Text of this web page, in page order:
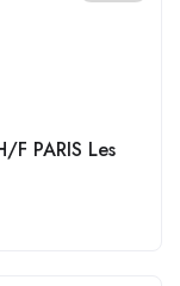
PARIS Les